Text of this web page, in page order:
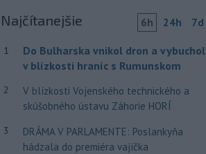
Najčítanejšie 6h 24h 7d
1
Do Bulharska vnikol dron a vybuchol
v blízkosti hraníc s Rumunskom
2
V blízkosti Vojenského technického a
skúšobného ústavu Záhorie HORÍ
3
DRÁMA V PARLAMENTE: Poslankyňa
hádzala do premiéra vajíčka